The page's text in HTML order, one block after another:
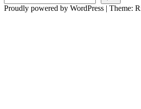
Proudly powered by WordPress | Theme: